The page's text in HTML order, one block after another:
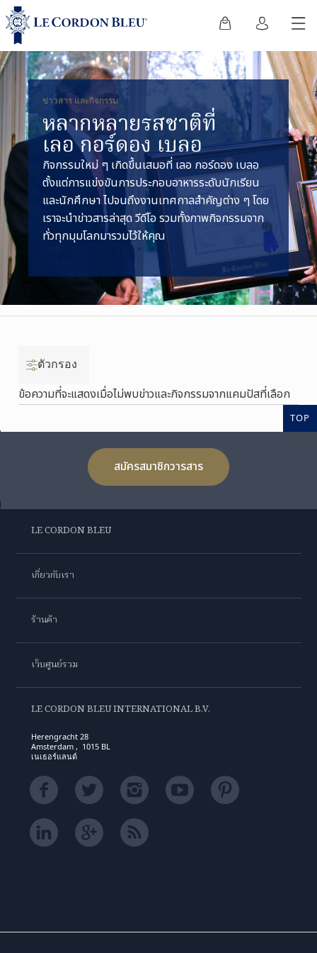
ข่าวสาร และกิจกรรม
หลากหลายรสชาติที่
เลอ กอร์ดอง เบลอ
กิจกรรมใหม่ ๆ เกิดขึ้นเสมอที่ เลอ กอร์ดอง เบลอ
ตั้งแต่การแข่งขันการประกอบอาหารระดับนักเรียน
และนักศึกษา ไปจนถึงงานเทศกาลสำคัญต่าง ๆ โดย
เราจะนำข่าวสารล่าสุด วีดีโอ รวมทั้งภาพกิจกรรมจาก
ทั่วทุกมุมโลกมารวมไว้ให้คุณ
ตัวกรอง
ข้อความที่จะแสดงเมื่อไม่พบข่าวและกิจกรรมจากแคมปัสที่เลือก
TOP
สมัครสมาชิกวารสาร
LE CORDON BLEU
เกี่ยวกับเรา
ร้านค้า
เว็บศูนย์รวม
LE CORDON BLEU INTERNATIONAL B.V.
Herengracht 28
Amsterdam , 1015 BL
เนเธอร์แลนด์